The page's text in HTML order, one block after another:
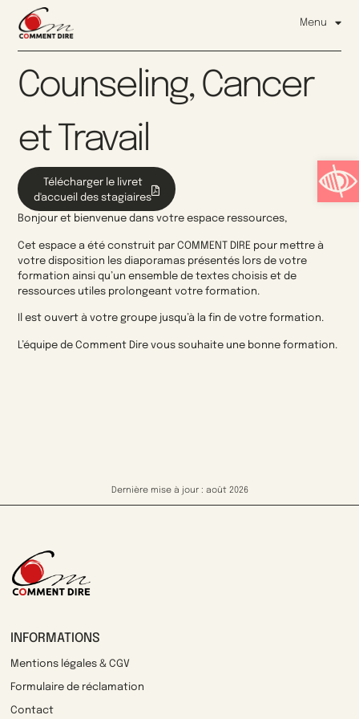
Ouvrir
Menu
Counseling, Cancer
et Travail
Télécharger le livret
d'accueil des stagiaires
Bonjour et bienvenue dans votre espace ressources,
Cet espace a été construit par COMMENT DIRE pour mettre à
votre disposition les diaporamas présentés lors de votre
formation ainsi qu’un ensemble de textes choisis et de
ressources utiles prolongeant votre formation.
Il est ouvert à votre groupe jusqu’à la fin de votre formation.
L’équipe de Comment Dire vous souhaite une bonne formation.
Dernière mise à jour : août 2026
INFORMATIONS
Mentions légales & CGV
Formulaire de réclamation
Contact